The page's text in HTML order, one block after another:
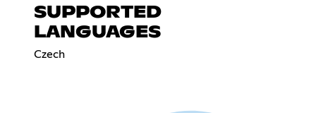
SUPPORTED
LANGUAGES
Czech